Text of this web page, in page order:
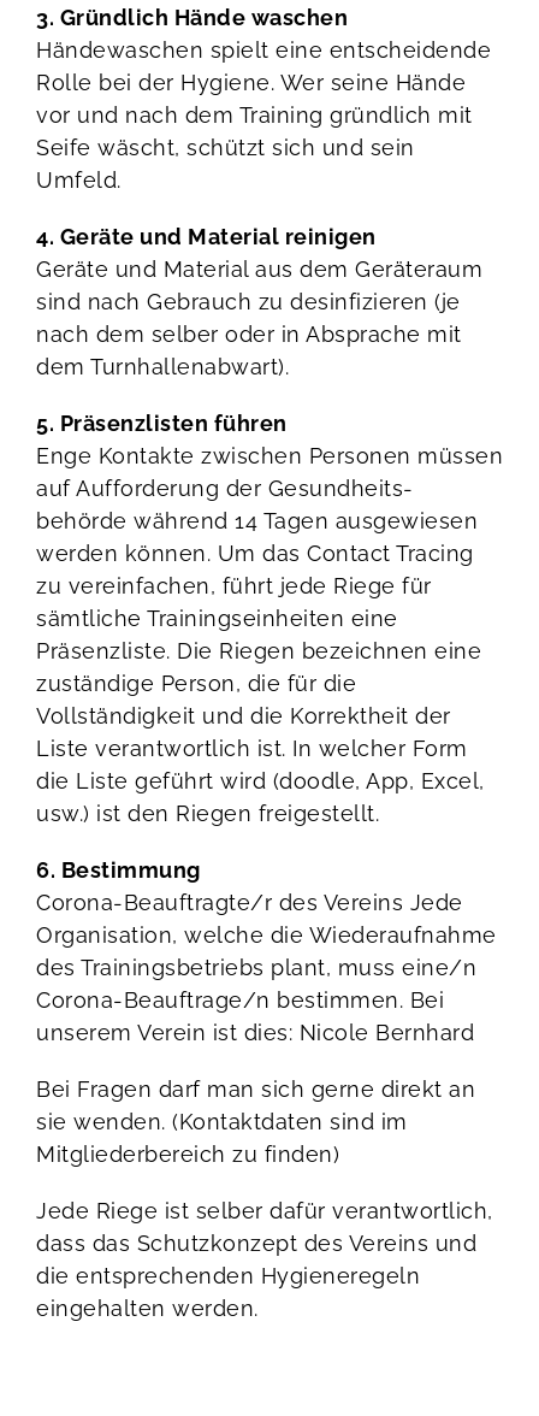
3. Gründlich Hände waschen
Händewaschen spielt eine entscheidende
Rolle bei der Hygiene. Wer seine Hände
vor und nach dem Training gründlich mit
Seife wäscht, schützt sich und sein
Umfeld.
4. Geräte und Material reinigen
Geräte und Material aus dem Geräteraum
sind nach Gebrauch zu desinfizieren (je
nach dem selber oder in Absprache mit
dem Turnhallenabwart).
5. Präsenzlisten führen
Enge Kontakte zwischen Personen müssen
auf Aufforderung der Gesundheits-
behörde während 14 Tagen ausgewiesen
werden können. Um das Contact Tracing
zu vereinfachen, führt jede Riege für
sämtliche Trainingseinheiten eine
Präsenzliste. Die Riegen bezeichnen eine
zuständige Person, die für die
Vollständigkeit und die Korrektheit der
Liste verantwortlich ist. In welcher Form
die Liste geführt wird (doodle, App, Excel,
usw.) ist den Riegen freigestellt.
6. Bestimmung
Corona-Beauftragte/r des Vereins Jede
Organisation, welche die Wiederaufnahme
des Trainingsbetriebs plant, muss eine/n
Corona-Beauftrage/n bestimmen. Bei
unserem Verein ist dies: Nicole Bernhard
Bei Fragen darf man sich gerne direkt an
sie wenden. (Kontaktdaten sind im
Mitgliederbereich zu finden)
Jede Riege ist selber dafür verantwortlich,
dass das Schutzkonzept des Vereins und
die entsprechenden Hygieneregeln
eingehalten werden.